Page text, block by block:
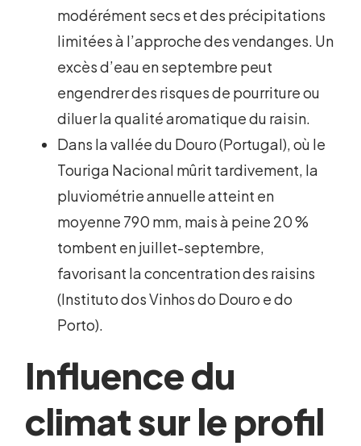
modérément secs et des précipitations
limitées à l’approche des vendanges. Un
excès d’eau en septembre peut
engendrer des risques de pourriture ou
diluer la qualité aromatique du raisin.
Dans la vallée du Douro (Portugal), où le
Touriga Nacional mûrit tardivement, la
pluviométrie annuelle atteint en
moyenne 790 mm, mais à peine 20 %
tombent en juillet-septembre,
favorisant la concentration des raisins
(Instituto dos Vinhos do Douro e do
Porto).
Influence du
climat sur le profil